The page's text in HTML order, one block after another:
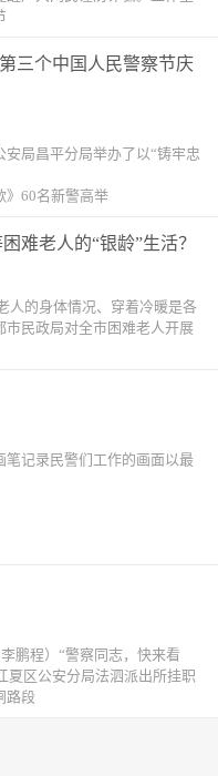
三个中国人民警察节庆
局昌平分局举办了以“铸牢忠
》60名新警高举
难老人的“银龄”生活？
人的身体情况、穿着冷暖是各
民政局对全市困难老人开展
笔记录民警们工作的画面以最
鹏程）“警察同志，快来看
夏区公安分局法泗派出所挂职
路段